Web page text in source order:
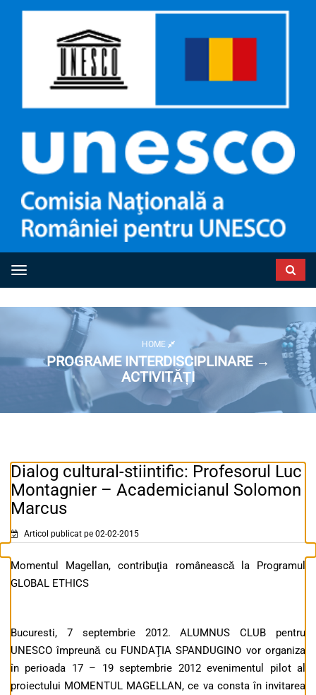
Toggle navigation
HOME
PROGRAME INTERDISCIPLINARE →
ACTIVITĂȚI
Dialog cultural-stiintific: Profesorul Luc
Montagnier – Academicianul Solomon
Marcus
Articol publicat pe 02-02-2015
Momentul Magellan, contribuţia românească la Programul
GLOBAL ETHICS
Bucuresti, 7 septembrie 2012. ALUMNUS CLUB pentru
UNESCO împreună cu FUNDAŢIA SPANDUGINO vor organiza
în perioada 17 – 19 septembrie 2012 evenimentul pilot al
proiectului MOMENTUL MAGELLAN, ce va consta în invitarea